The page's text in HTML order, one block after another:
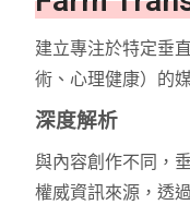
建立專注於特定垂
術、心理健康）的
深度解析
與內容創作不同，
權威資訊來源，透